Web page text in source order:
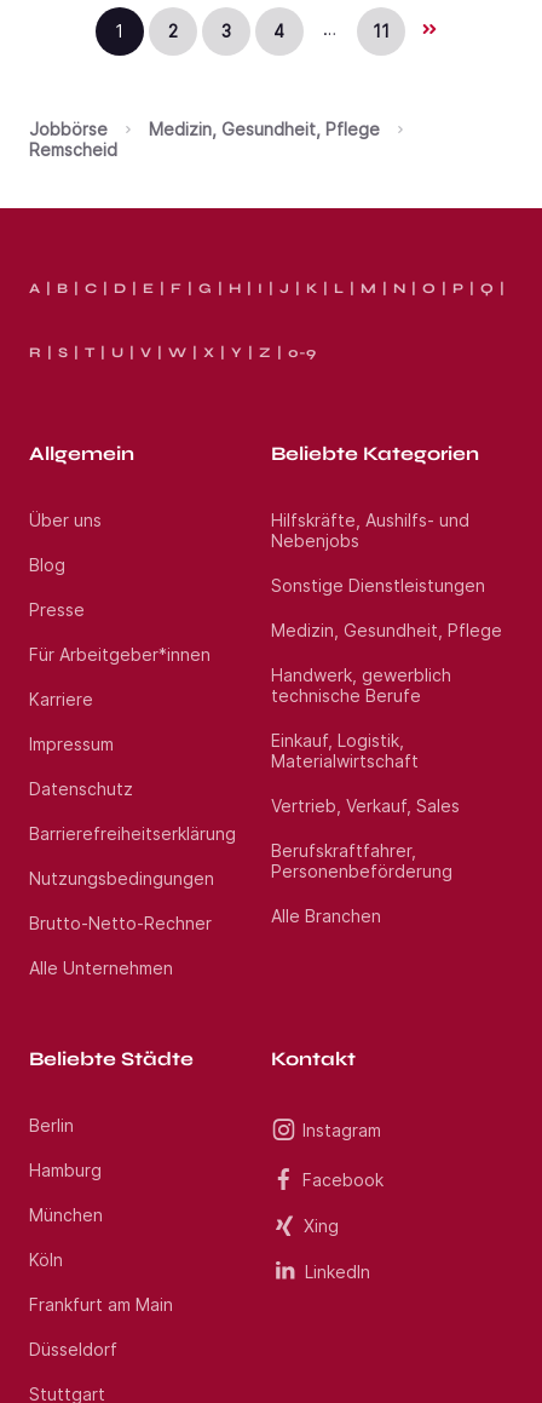
1 2 3 4 … 11
Jobbörse
Medizin, Gesundheit, Pflege
Remscheid
A B C D E F G H I J K L M N O P Q
R S T U V W X Y Z 0-9
Allgemein
Über uns
Blog
Presse
Für Arbeitgeber*innen
Karriere
Impressum
Datenschutz
Barrierefreiheitserklärung
Nutzungsbedingungen
Brutto-Netto-Rechner
Alle Unternehmen
Beliebte Kategorien
Hilfskräfte, Aushilfs- und
Nebenjobs
Sonstige Dienstleistungen
Medizin, Gesundheit, Pflege
Handwerk, gewerblich
technische Berufe
Einkauf, Logistik,
Materialwirtschaft
Vertrieb, Verkauf, Sales
Berufskraftfahrer,
Personenbeförderung
Alle Branchen
Beliebte Städte
Berlin
Hamburg
München
Köln
Frankfurt am Main
Düsseldorf
Stuttgart
Kontakt
Instagram
Facebook
Xing
LinkedIn